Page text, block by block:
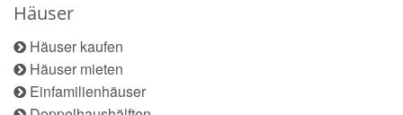
Häuser
Häuser kaufen
Häuser mieten
Einfamilienhäuser